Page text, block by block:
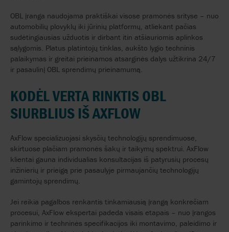
OBL įranga naudojama praktiškai visose pramonės srityse – nuo
automobilių plovyklų iki jūrinių platformų, atliekant pačias
sudėtingiausias užduotis ir dirbant itin atšiauriomis aplinkos
sąlygomis. Platus platintojų tinklas, aukšto lygio techninis
palaikymas ir greitai prieinamos atsarginės dalys užtikrina 24/7
ir pasaulinį OBL sprendimų prieinamumą.
KODĖL VERTA RINKTIS OBL
SIURBLIUS IŠ AXFLOW
AxFlow specializuojasi skysčių technologijų sprendimuose,
skirtuose plačiam pramonės šakų ir taikymų spektrui. AxFlow
klientai gauna individualias konsultacijas iš patyrusių procesų
inžinierių ir prieigą prie pasaulyje pirmaujančių technologijų
gamintojų sprendimų.
Jei reikia pagalbos renkantis tinkamiausią įrangą konkrečiam
procesui, AxFlow ekspertai padeda visais etapais – nuo įrangos
parinkimo ir techninės specifikacijos iki montavimo, paleidimo ir